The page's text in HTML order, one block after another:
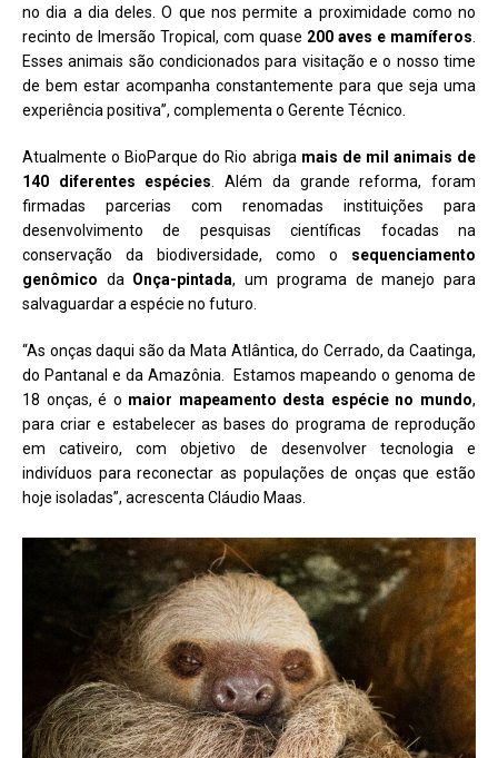
no dia a dia deles. O que nos permite a proximidade como no
recinto de Imersão Tropical, com quase 200 aves e mamíferos.
Esses animais são condicionados para visitação e o nosso time
de bem estar acompanha constantemente para que seja uma
experiência positiva”, complementa o Gerente Técnico.
Atualmente o BioParque do Rio abriga mais de mil animais de
140 diferentes espécies. Além da grande reforma, foram
firmadas parcerias com renomadas instituições para
desenvolvimento de pesquisas científicas focadas na
conservação da biodiversidade, como o sequenciamento
genômico da Onça-pintada, um programa de manejo para
salvaguardar a espécie no futuro.
“As onças daqui são da Mata Atlântica, do Cerrado, da Caatinga,
do Pantanal e da Amazônia. Estamos mapeando o genoma de
18 onças, é o maior mapeamento desta espécie no mundo,
para criar e estabelecer as bases do programa de reprodução
em cativeiro, com objetivo de desenvolver tecnologia e
indivíduos para reconectar as populações de onças que estão
hoje isoladas”, acrescenta Cláudio Maas.